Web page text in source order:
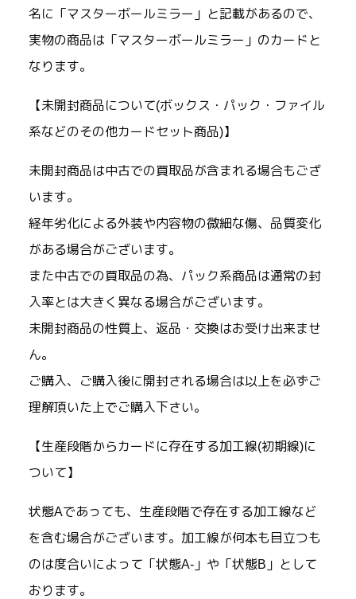
名に「マスターボールミラー」と記載があるので、
実物の商品は「マスターボールミラー」のカードと
なります。
【未開封商品について(ボックス・パック・ファイル
系などのその他カードセット商品)】
未開封商品は中古での買取品が含まれる場合もござ
います。
経年劣化による外装や内容物の微細な傷、品質変化
がある場合がございます。
また中古での買取品の為、パック系商品は通常の封
入率とは大きく異なる場合がございます。
未開封商品の性質上、返品・交換はお受け出来ませ
ん。
ご購入、ご購入後に開封される場合は以上を必ずご
理解頂いた上でご購入下さい。
【生産段階からカードに存在する加工線(初期線)に
ついて】
状態Aであっても、生産段階で存在する加工線など
を含む場合がございます。加工線が何本も目立つも
のは度合いによって「状態A-」や「状態B」として
おります。